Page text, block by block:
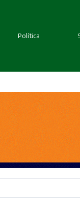
Política